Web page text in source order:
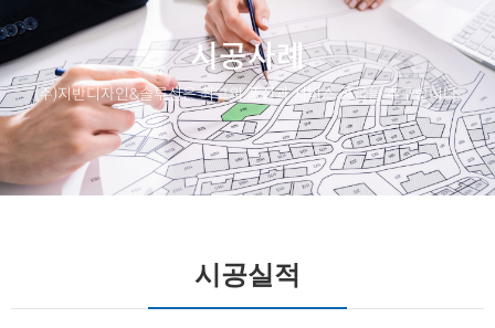
시공사례
(주)지반디자인&솔루션은 최고의 품질과 서비스 공급을 추구합니다.
시공실적